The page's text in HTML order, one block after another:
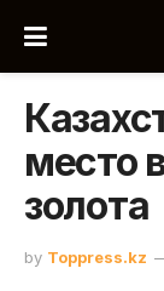
место
золота
by Toppress.kz